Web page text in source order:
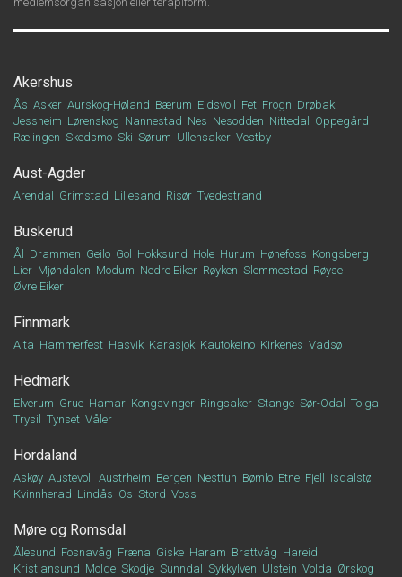
Akershus
Ås Asker Aurskog-Høland Bærum Eidsvoll Fet Frogn Drøbak
Jessheim Lørenskog Nannestad Nes Nesodden Nittedal
Oppegård
Rælingen Skedsmo Ski Sørum Ullensaker Vestby
Aust-Agder
Arendal Grimstad Lillesand Risør Tvedestrand
Buskerud
Ål Drammen Geilo Gol Hokksund Hole Hurum Hønefoss Kongsberg
Lier Mjøndalen Modum Nedre Eiker Røyken Slemmestad Røyse
Øvre Eiker
Finnmark
Alta Hammerfest Hasvik Karasjok Kautokeino Kirkenes Vadsø
Hedmark
Elverum Grue Hamar Kongsvinger Ringsaker Stange Sør-Odal
Tolga
Trysil
Tynset Våler
Hordaland
Askøy Austevoll Austrheim Bergen Nesttun Bømlo Etne Fjell
Isdalstø
Kvinnherad Lindås Os Stord Voss
Møre og Romsdal
Ålesund Fosnavåg Fræna Giske Haram Brattvåg Hareid
Kristiansund Molde Skodje Sunndal Sykkylven Ulstein Volda Ørskog